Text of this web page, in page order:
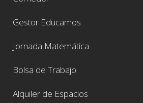
Gestor Educamos
Jornada Matemática
Bolsa de Trabajo
Alquiler de Espacios